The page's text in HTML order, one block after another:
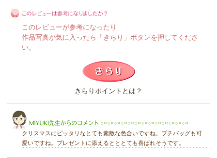
このレビューは参考になりましたか？
このレビューが参考になったり
作品写真が気に入ったら「きらり」ボタンを押してくださ
い。
きらりポイントとは？
クリスマスにピッタリなとても素敵な色合いですね。プチバッグも可
愛いですね。プレゼントに添えるとととても喜ばれそうです。